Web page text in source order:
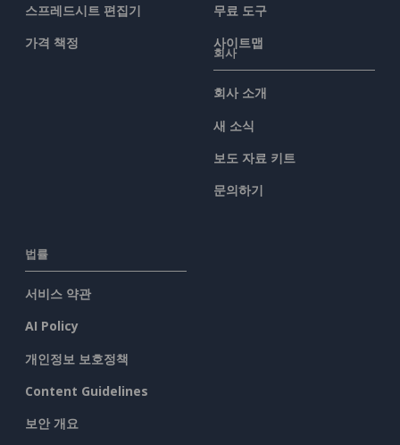
스프레드시트 편집기
가격 책정
무료 도구
사이트맵
회사
회사 소개
새 소식
보도 자료 키트
문의하기
법률
서비스 약관
AI Policy
개인정보 보호정책
Content Guidelines
보안 개요